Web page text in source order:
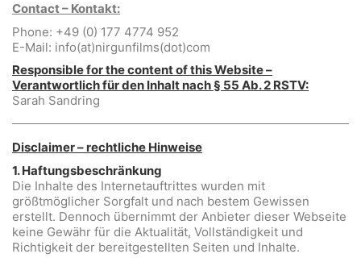
Contact – Kontakt:
Phone: +49 (0) 177 4774 952
E-Mail: info(at)nirgunfilms(dot)com
Responsible for the content of this Website –
Verantwortlich für den Inhalt nach § 55 Ab. 2 RSTV:
Sarah Sandring
Disclaimer – rechtliche Hinweise
1. Haftungsbeschränkung
Die Inhalte des Internetauftrittes wurden mit
größtmöglicher Sorgfalt und nach bestem Gewissen
erstellt. Dennoch übernimmt der Anbieter dieser Webseite
keine Gewähr für die Aktualität, Vollständigkeit und
Richtigkeit der bereitgestellten Seiten und Inhalte.